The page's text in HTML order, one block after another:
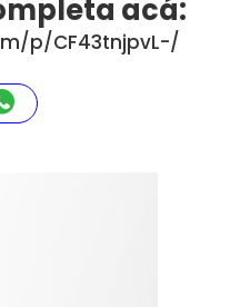
acá:
p/CF43tnjpvL-/